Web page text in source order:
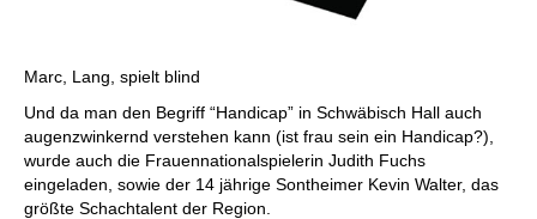
Marc, Lang, spielt blind
Und da man den Begriff “Handicap” in Schwäbisch Hall auch
augenzwinkernd verstehen kann (ist frau sein ein Handicap?),
wurde auch die Frauennationalspielerin Judith Fuchs
eingeladen, sowie der 14 jährige Sontheimer Kevin Walter, das
größte Schachtalent der Region.